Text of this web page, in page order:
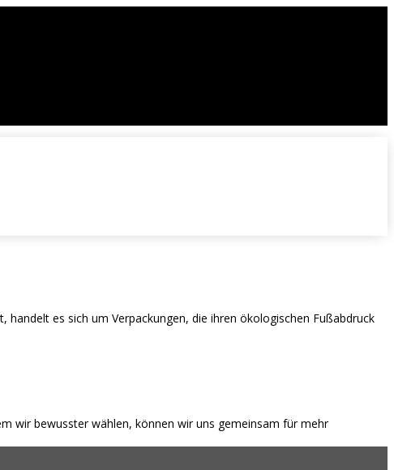
es sich um Verpackungen, die ihren ökologischen Fußabdruck
wir bewusster wählen, können wir uns gemeinsam für mehr